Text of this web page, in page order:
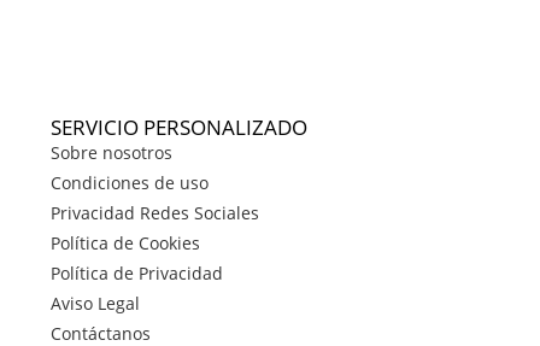
SERVICIO PERSONALIZADO
Sobre nosotros
Condiciones de uso
Privacidad Redes Sociales
Política de Cookies
Política de Privacidad
Aviso Legal
Contáctanos